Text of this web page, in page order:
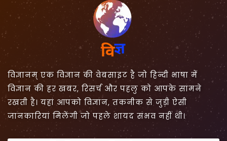
विज्ञानम् एक विज्ञान की वेबसाइट है जो हिन्दी भाषा में
विज्ञान की हर खबर, रिसर्च और पहलु को आपके सामने
रखती है। यहां आपको विज्ञान, तकनीक से जुड़ी ऐसी
जानकारियां मिलेंगी जो पहले शायद संभव नहीं थी।